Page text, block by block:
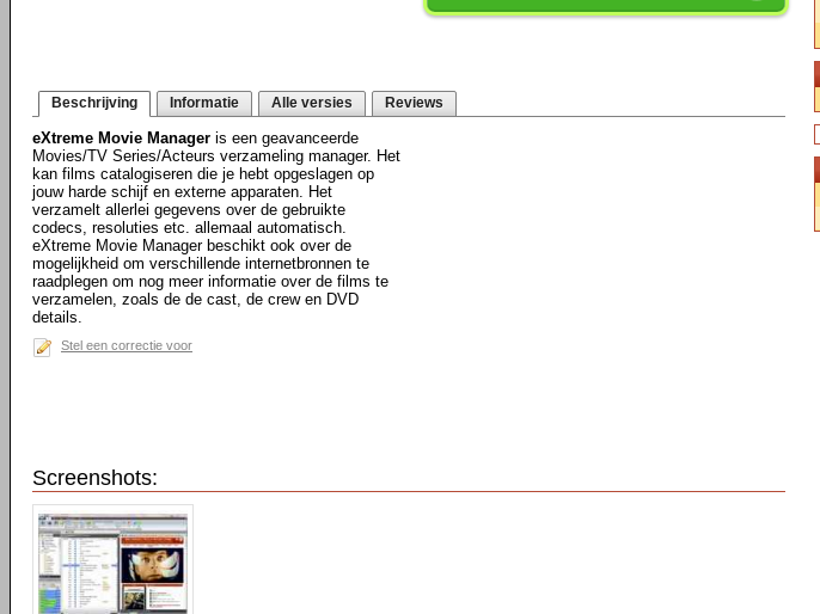
Beschrijving Informatie Alle versies Reviews
eXtreme Movie Manager is een geavanceerde
Movies/TV Series/Acteurs verzameling manager. Het
kan films catalogiseren die je hebt opgeslagen op
jouw harde schijf en externe apparaten. Het
verzamelt allerlei gegevens over de gebruikte
codecs, resoluties etc. allemaal automatisch.
eXtreme Movie Manager beschikt ook over de
mogelijkheid om verschillende internetbronnen te
raadplegen om nog meer informatie over de films te
verzamelen, zoals de de cast, de crew en DVD
details.
Stel een correctie voor
Screenshots: